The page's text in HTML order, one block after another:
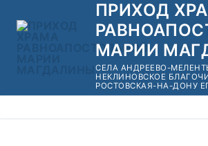
ПРИХОД
МАРИИ
СЕЛА АНДРЕЕВО-
НЕКЛИНОВСКОЕ
РОСТОВСКАЯ-НА-ДОНУ